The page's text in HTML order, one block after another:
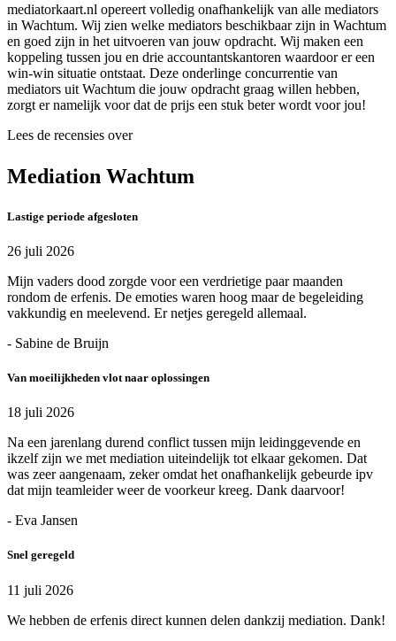
mediatorkaart.nl opereert volledig onafhankelijk van alle mediators
in Wachtum. Wij zien welke mediators beschikbaar zijn in Wachtum
en goed zijn in het uitvoeren van jouw opdracht. Wij maken een
koppeling tussen jou en drie accountantskantoren waardoor er een
win-win situatie ontstaat. Deze onderlinge concurrentie van
mediators uit Wachtum die jouw opdracht graag willen hebben,
zorgt er namelijk voor dat de prijs een stuk beter wordt voor jou!
Lees de recensies over
Mediation Wachtum
Lastige periode afgesloten
26 juli 2026
Mijn vaders dood zorgde voor een verdrietige paar maanden
rondom de erfenis. De emoties waren hoog maar de begeleiding
vakkundig en meelevend. Er netjes geregeld allemaal.
- Sabine de Bruijn
Van moeilijkheden vlot naar oplossingen
18 juli 2026
Na een jarenlang durend conflict tussen mijn leidinggevende en
ikzelf zijn we met mediation uiteindelijk tot elkaar gekomen. Dat
was zeer aangenaam, zeker omdat het onafhankelijk gebeurde ipv
dat mijn teamleider weer de voorkeur kreeg. Dank daarvoor!
- Eva Jansen
Snel geregeld
11 juli 2026
We hebben de erfenis direct kunnen delen dankzij mediation. Dank!